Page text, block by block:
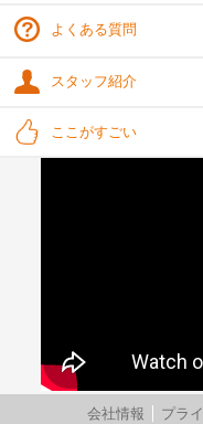
よくある質問
スタッフ紹介
ここがすごい
会社情報 プラ